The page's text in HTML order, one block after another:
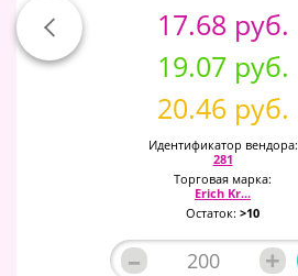
17.68 руб.
19.07 руб.
20.46 руб.
Идентификатор вендора:
281
Торговая марка:
Erich Kr...
Остаток: >10
– +